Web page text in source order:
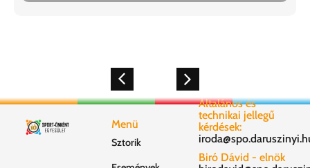
Menü
Sztorik
Általános és
technikai jellegű
kérdések:
Biró Dávid - elnök